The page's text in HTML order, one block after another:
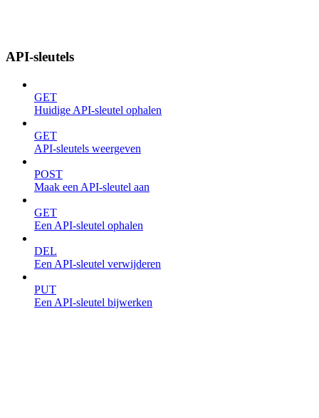
API-sleutels
GET
Huidige API-sleutel ophalen
GET
API-sleutels weergeven
POST
Maak een API-sleutel aan
GET
Een API-sleutel ophalen
DEL
Een API-sleutel verwijderen
PUT
Een API-sleutel bijwerken